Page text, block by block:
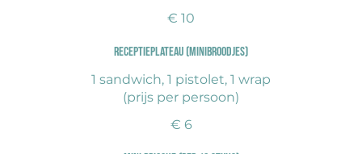
€ 10
Receptieplateau (minibroodjes)
1 sandwich, 1 pistolet, 1 wrap
(prijs per persoon)
€ 6